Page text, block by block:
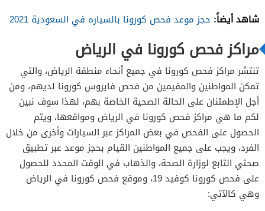
شاهد أيضاً: حجز موعد فحص كورونا بالسياره في السعودية 2021
مراكز فحص كورونا في الرياض
تنتشر مراكز فحص كورونا في جميع أنحاء منطقة الرياض، والتي
تمكن المواطنين والمقيمين من فحص فايروس كورونا لديهم، ومن
أجل الإطمئنان على الحالة الصحية الخاصة بهم، لهذا سوف نبين
لكم ما هي مراكز فحص كورونا في الرياض ومواقعها، ويتم
الحصول على الفحص في بعض المراكز عبر السيارات وأخرى من خلال
الفرد، ويجب على جميع المواطنين القيام بحجز موعد عبر تطبيق
صحتي التابع لوزارة الصحة، والذهاب في الوقت المحدد للحصول
على فحص كورونا كوفيد 19، وموقع فحص كورونا في الرياض
وهي كالآتي: